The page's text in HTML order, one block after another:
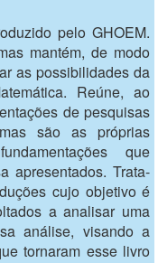
pelo GHOEM.
mantém, de modo
as possibilidades da
Reúne, ao
de pesquisas
são as próprias
que
apresentados. Trata-
cujo objetivo é
a analisar uma
análise, visando a
tornaram esse livro